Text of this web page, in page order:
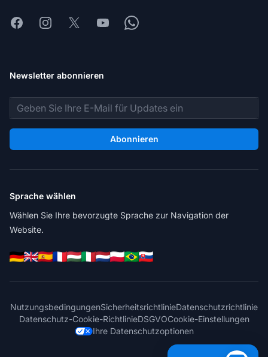
FacebookInstagram
X YoutubeWhatsapp
Newsletter abonnieren
E-Mail-Adresse
Abonnieren
Sprache wählen
Wählen Sie Ihre bevorzugte Sprache zur Navigation der
Website.
NutzungsbedingungenSicherheitsrichtlinieDatenschutzrichtlinie
Datenschutz-Cookie-RichtlinieDSGVOCookie-Einstellungen
Ihre Datenschutzoptionen